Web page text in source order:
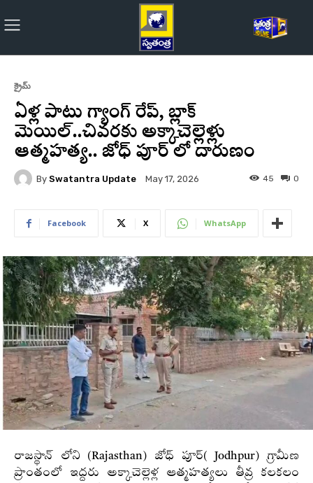
క్రైమ్
ఏళ్ల పాటు గ్యాంగ్ రేప్, బ్లాక్
మెయిల్..చివరకు అక్కాచెల్లెళ్లు
ఆత్మహత్య.. జోధ్ పూర్ లో దారుణం
By Swatantra Update May 17, 2026 0
45
Facebook X WhatsApp
రాజస్థాన్ లోని (Rajasthan) జోధ్ పూర్( Jodhpur) గ్రామీణ
ప్రాంతంలో ఇద్దరు అక్కాచెల్లెళ్ల ఆత్మహత్యలు తీవ్ర కలకలం